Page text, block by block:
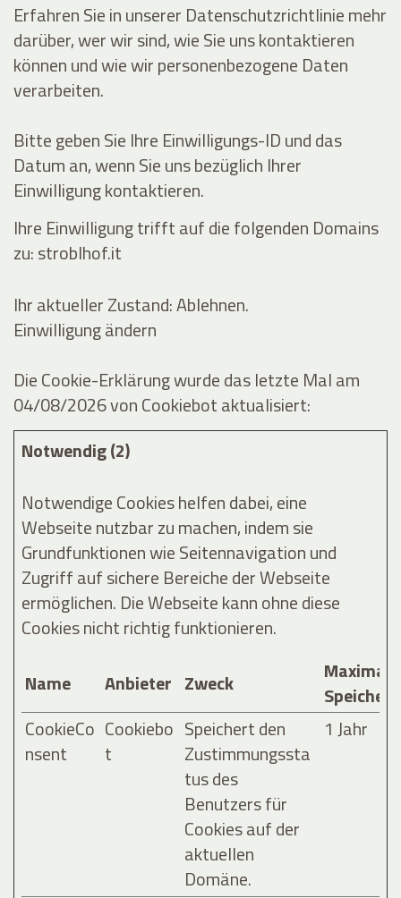
Erfahren Sie in unserer Datenschutzrichtlinie mehr
darüber, wer wir sind, wie Sie uns kontaktieren
können und wie wir personenbezogene Daten
verarbeiten.
Bitte geben Sie Ihre Einwilligungs-ID und das
Datum an, wenn Sie uns bezüglich Ihrer
Einwilligung kontaktieren.
Ihre Einwilligung trifft auf die folgenden Domains
zu: stroblhof.it
Ihr aktueller Zustand: Ablehnen.
Einwilligung ändern
Die Cookie-Erklärung wurde das letzte Mal am
04/08/2026 vonCookiebotaktualisiert:
Notwendig (2)
Notwendige Cookies helfen dabei, eine
Webseite nutzbar zu machen, indem sie
Grundfunktionen wie Seitennavigation und
Zugriff auf sichere Bereiche der Webseite
ermöglichen. Die Webseite kann ohne diese
Cookies nicht richtig funktionieren.
Name
Anbieter Zweck
Maximale
CookieCo
nsent
Cookiebo
t
Speichert den
Zustimmungssta
tus des
Benutzers für
Cookies auf der
aktuellen
Domäne.
1 Jahr